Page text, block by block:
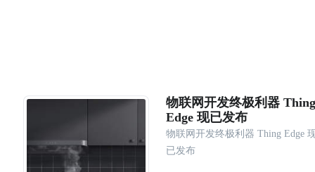
物联网开发终极利器 Thing
Edge 现已发布
物联网开发终极利器 Thing Edge
已发布